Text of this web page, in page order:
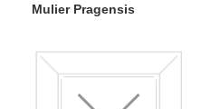
Mulier Pragensis